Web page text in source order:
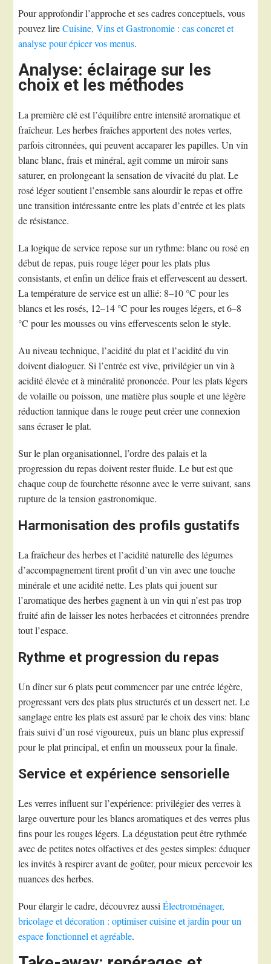
Pour approfondir l’approche et ses cadres conceptuels, vous
pouvez lireCuisine, Vins et Gastronomie : cas concret et
analyse pour épicer vos menus.
Analyse: éclairage sur les
choix et les méthodes
La première clé est l’équilibre entre intensité aromatique et
fraîcheur. Les herbes fraîches apportent des notes vertes,
parfois citronnées, qui peuvent accaparer les papilles. Un vin
blanc blanc, frais et minéral, agit comme un miroir sans
saturer, en prolongeant la sensation de vivacité du plat. Le
rosé léger soutient l’ensemble sans alourdir le repas et offre
une transition intéressante entre les plats d’entrée et les plats
de résistance.
La logique de service repose sur un rythme: blanc ou rosé en
début de repas, puis rouge léger pour les plats plus
consistants, et enfin un délice frais et effervescent au dessert.
La température de service est un allié: 8–10 °C pour les
blancs et les rosés, 12–14 °C pour les rouges légers, et 6–8
°C pour les mousses ou vins effervescents selon le style.
Au niveau technique, l’acidité du plat et l’acidité du vin
doivent dialoguer. Si l’entrée est vive, privilégier un vin à
acidité élevée et à minéralité prononcée. Pour les plats légers
de volaille ou poisson, une matière plus souple et une légère
réduction tannique dans le rouge peut créer une connexion
sans écraser le plat.
Sur le plan organisationnel, l’ordre des palais et la
progression du repas doivent rester fluide. Le but est que
chaque coup de fourchette résonne avec le verre suivant, sans
rupture de la tension gastronomique.
Harmonisation des profils gustatifs
La fraîcheur des herbes et l’acidité naturelle des légumes
d’accompagnement tirent profit d’un vin avec une touche
minérale et une acidité nette. Les plats qui jouent sur
l’aromatique des herbes gagnent à un vin qui n’est pas trop
fruité afin de laisser les notes herbacées et citronnées prendre
tout l’espace.
Rythme et progression du repas
Un dîner sur 6 plats peut commencer par une entrée légère,
progressant vers des plats plus structurés et un dessert net. Le
sanglage entre les plats est assuré par le choix des vins: blanc
frais suivi d’un rosé vigoureux, puis un blanc plus expressif
pour le plat principal, et enfin un mousseux pour la finale.
Service et expérience sensorielle
Les verres influent sur l’expérience: privilégier des verres à
large ouverture pour les blancs aromatiques et des verres plus
fins pour les rouges légers. La dégustation peut être rythmée
avec de petites notes olfactives et des gestes simples: éduquer
les invités à respirer avant de goûter, pour mieux percevoir les
nuances des herbes.
Pour élargir le cadre, découvrez aussiÉlectroménager,
bricolage et décoration : optimiser cuisine et jardin pour un
espace fonctionnel et agréable.